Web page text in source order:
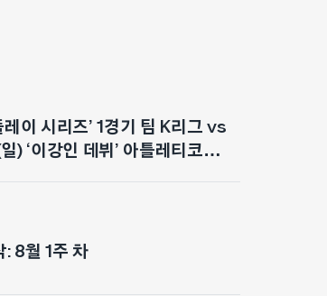
이 시리즈’ 1경기 팀 K리그 vs
) ‘이강인 데뷔’ 아틀레티코
: 8월 1주 차